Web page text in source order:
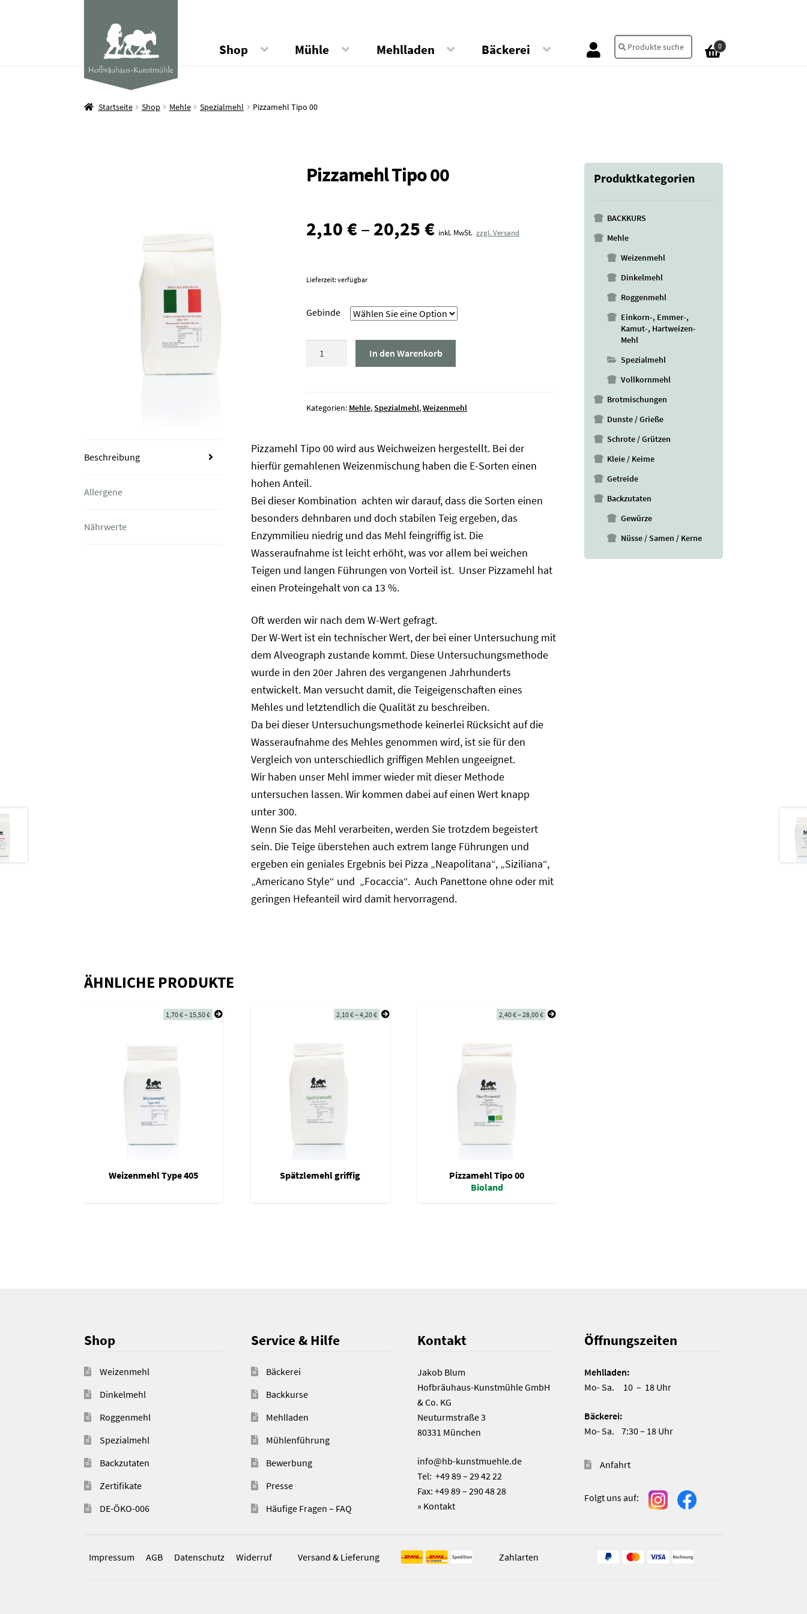
Shop Mühle Mehlladen Bäckerei
Suche
nach:
Suchen 0
Startseite Shop Mehle Spezialmehl Pizzamehl Tipo 00
Pizzamehl Tipo 00
2,10€– 20,25€ inkl. MwSt. zzgl. Versand
Lieferzeit: verfügbar
Gebinde
In den Warenkorb
Kategorien: Mehle,Spezialmehl,Weizenmehl
Beschreibung
Allergene
Nährwerte
Pizzamehl Tipo 00 wird aus Weichweizen hergestellt. Bei der
hierfür gemahlenen Weizenmischung haben die E-Sorten einen
hohen Anteil.
Bei dieser Kombination achten wir darauf, dass die Sorten einen
besonders dehnbaren und doch stabilen Teig ergeben, das
Enzymmilieu niedrig und das Mehl feingriffig ist. Die
Wasseraufnahme ist leicht erhöht, was vor allem bei weichen
Teigen und langen Führungen von Vorteil ist. Unser Pizzamehl hat
einen Proteingehalt von ca 13 %.
Oft werden wir nach dem W-Wert gefragt.
Der W-Wert ist ein technischer Wert, der bei einer Untersuchung mit
dem Alveograph zustande kommt. Diese Untersuchungsmethode
wurde in den 20er Jahren des vergangenen Jahrhunderts
entwickelt. Man versucht damit, die Teigeigenschaften eines
Mehles und letztendlich die Qualität zu beschreiben.
Da bei dieser Untersuchungsmethode keinerlei Rücksicht auf die
Wasseraufnahme des Mehles genommen wird, ist sie für den
Vergleich von unterschiedlich griffigen Mehlen ungeeignet.
Wir haben unser Mehl immer wieder mit dieser Methode
untersuchen lassen. Wir kommen dabei auf einen Wert knapp
unter 300.
Wenn Sie das Mehl verarbeiten, werden Sie trotzdem begeistert
sein. Die Teige überstehen auch extrem lange Führungen und
ergeben ein geniales Ergebnis bei Pizza „Neapolitana“, „Siziliana“,
„Americano Style“ und „Focaccia“. Auch Panettone ohne oder mit
geringen Hefeanteil wird damit hervorragend.
ÄHNLICHE PRODUKTE
1,70€– 15,50€
Weizenmehl Type 405
2,10€–4,20€
Spätzlemehl griffig
2,40€–28,00€
Pizzamehl Tipo 00
Bioland
Produktkategorien
BACKKURS
Mehle
Weizenmehl
Dinkelmehl
Roggenmehl
Einkorn-, Emmer-,
Kamut-, Hartweizen-
Mehl
Spezialmehl
Vollkornmehl
Brotmischungen
Dunste / Grieße
Schrote / Grützen
Kleie / Keime
Getreide
Backzutaten
Gewürze
Nüsse / Samen / Kerne
Shop
Weizenmehl
Dinkelmehl
Roggenmehl
Spezialmehl
Backzutaten
Zertifikate
DE-ÖKO-006
Service & Hilfe
Bäckerei
Backkurse
Mehlladen
Mühlenführung
Bewerbung
Presse
Häufige Fragen – FAQ
Kontakt
Jakob Blum
Hofbräuhaus-Kunstmühle GmbH
& Co. KG
Neuturmstraße 3
80331 München
info@hb-kunstmuehle.de
Tel: +49 89 – 29 42 22
Fax: +49 89 – 290 48 28
» Kontakt
Öffnungszeiten
Mehlladen:
Mo- Sa. 10 – 18 Uhr
Bäckerei:
Mo- Sa. 7:30 – 18 Uhr
Anfahrt
Folgt uns auf:
Impressum AGB Datenschutz Widerruf Versand & Lieferung Zahlarten